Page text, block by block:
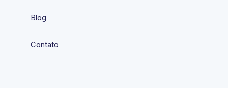
Blog
Contato